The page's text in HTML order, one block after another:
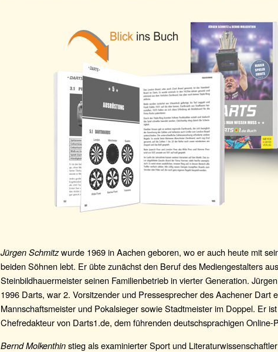
Jürgen Schmitzwurde 1969 in Aachen geboren, wo er auch heute mit
beiden Söhnen lebt. Er übte zunächst den Beruf des Mediengestalters
Steinbildhauermeister seinen Familienbetrieb in vierter Generation.
1996 Darts, war 2. Vorsitzender und Pressesprecher des Aachener Dart
Mannschaftsmeister und Pokalsieger sowie Stadtmeister im Doppel. Er
Chefredakteur von Darts1.de, dem führenden deutschsprachigen Online-
Bernd Molkenthinstieg als examinierter Sport und